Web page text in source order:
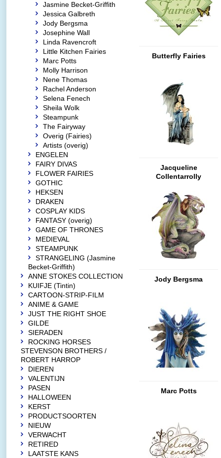
Butterfly Fairies
Jacqueline
Collentarrolly
Jody Bergsma
Marc Potts
Jasmine Becket-Griffith
Jessica Galbreth
Jody Bergsma
Josephine Wall
Linda Ravencroft
Little Kitchen Fairies
Marc Potts
Molly Harrison
Nene Thomas
Rachel Anderson
Selena Fenech
Sheila Wolk
Steampunk
The Fairyway
Overig (Fairies)
Artists (overig)
ENGELEN
FAIRY DIVAS
FLOWER FAIRIES
GOTHIC
HEKSEN
DRAKEN
COSPLAY KIDS
FANTASY (overig)
GAME OF THRONES
MEDIEVAL
STEAMPUNK
STRANGELING (Jasmine
Becket-Griffith)
ANNE STOKES COLLECTION
KUIFJE (Tintin)
CARTOON-STRIP-FILM
ANIME & GAME
JUST THE RIGHT SHOE
GILDE
SIERADEN
ROCKING HORSES
STEVENSON BROTHERS /
ROBERT HARROP
DIEREN
VALENTIJN
PASEN
HALLOWEEN
KERST
PRODUCTSOORTEN
NIEUW
VERWACHT
RETIRED
LAATSTE KANS